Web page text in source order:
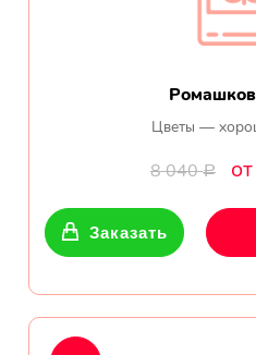
Цветы —
8 040Р
Заказать